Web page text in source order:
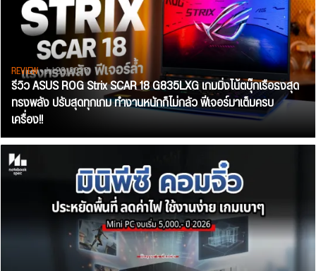
REVIEW• Jul 28, 2026
รีวิว ASUS ROG Strix SCAR 18 G835LXG เกมมิ่งโน้ตบุ๊กเรือธงสุด
ทรงพลัง ปรับสุดทุกเกม ทำงานหนักก็ไม่กลัว ฟีเจอร์มาเต็มครบ
เครื่อง!!